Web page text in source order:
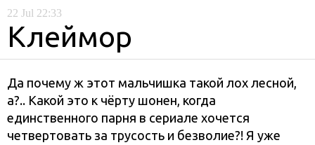
22 Jul 22:33
Клеймор
Да почему ж этот мальчишка такой лох лесной,
а?.. Какой это к чёрту шонен, когда
единственного парня в сериале хочется
четвертовать за трусость и безволие?! Я уже